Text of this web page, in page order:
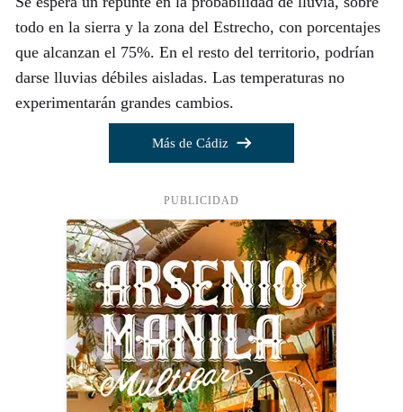
todo en la sierra y la zona del Estrecho, con porcentajes
que alcanzan el 75%. En el resto del territorio, podrían
darse lluvias débiles aisladas. Las temperaturas no
experimentarán grandes cambios.
Más de Cádiz